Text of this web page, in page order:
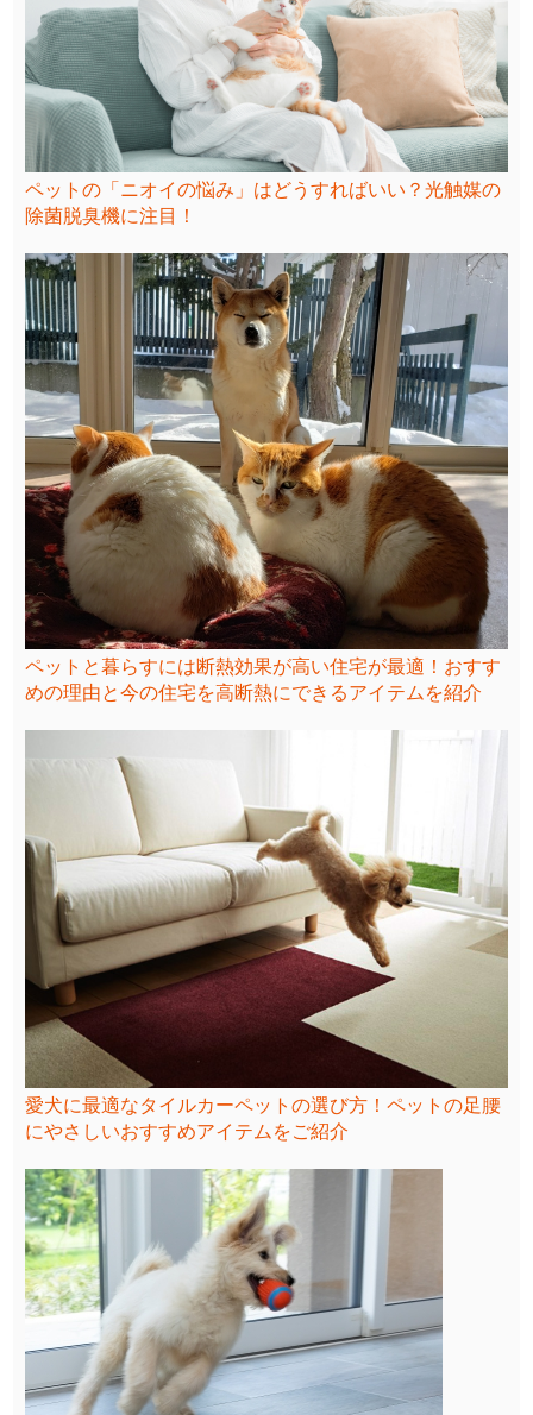
ペットの「ニオイの悩み」はどうすればいい？光触媒の
除菌脱臭機に注目！
ペットと暮らすには断熱効果が高い住宅が最適！おすす
めの理由と今の住宅を高断熱にできるアイテムを紹介
愛犬に最適なタイルカーペットの選び方！ペットの足腰
にやさしいおすすめアイテムをご紹介